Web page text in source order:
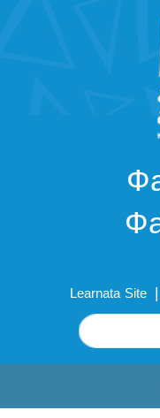
Learnata Site |